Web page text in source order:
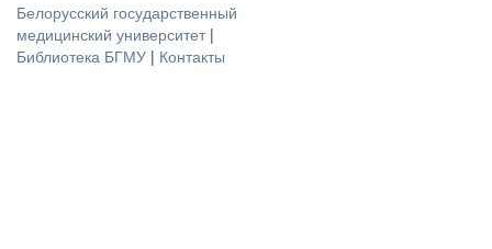
Белорусский государственный
медицинский университет |
Библиотека БГМУ | Контакты